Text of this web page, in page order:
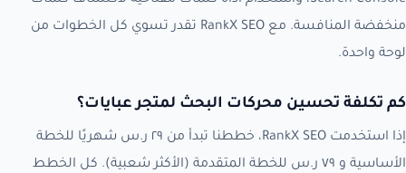
منخفضة المنافسة. مع RankX SEO تقدر تسوي كل الخطوات من
لوحة واحدة.
كم تكلفة تحسين محركات البحث لمتجر عبايات؟
إذا استخدمت RankX SEO، خططنا تبدأ من ٢٩ ر.س شهريًا للخطة
الأساسية و ٧٩ ر.س للخطة المتقدمة (الأكثر شعبية). كل الخطط